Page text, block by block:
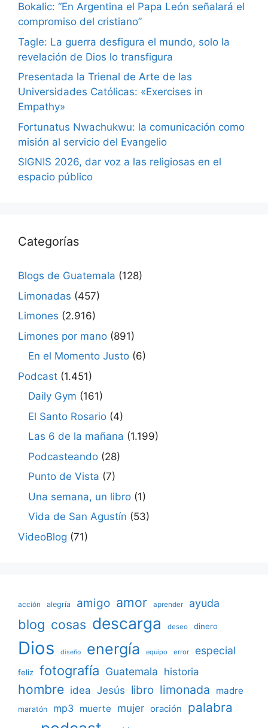
Bokalic: “En Argentina el Papa León señalará el
compromiso del cristiano”
Tagle: La guerra desfigura el mundo, solo la
revelación de Dios lo transfigura
Presentada la Trienal de Arte de las
Universidades Católicas: «Exercises in
Empathy»
Fortunatus Nwachukwu: la comunicación como
misión al servicio del Evangelio
SIGNIS 2026, dar voz a las religiosas en el
espacio público
Categorías
Blogs de Guatemala (128)
Limonadas (457)
Limones (2.916)
Limones por mano (891)
En el Momento Justo (6)
Podcast (1.451)
Daily Gym (161)
El Santo Rosario (4)
Las 6 de la mañana (1.199)
Podcasteando (28)
Punto de Vista (7)
Una semana, un libro (1)
Vida de San Agustín (53)
VideoBlog (71)
acción alegría amigo amor aprender ayuda
blog cosas descarga deseo dinero
Dios diseño energía equipo error especial
feliz fotografía Guatemala historia
hombre idea Jesús libro limonada madre
maratón mp3 muerte mujer oración palabra